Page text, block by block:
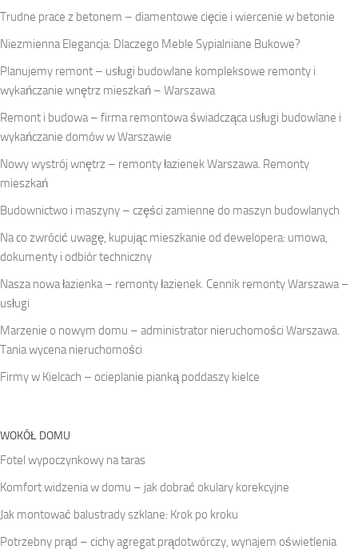
Trudne prace z betonem – diamentowe cięcie i wiercenie w betonie
Niezmienna Elegancja: Dlaczego Meble Sypialniane Bukowe?
Planujemy remont – usługi budowlane kompleksowe remonty i
wykańczanie wnętrz mieszkań – Warszawa
Remont i budowa – firma remontowa świadcząca usługi budowlane i
wykańczanie domów w Warszawie
Nowy wystrój wnętrz – remonty łazienek Warszawa. Remonty
mieszkań
Budownictwo i maszyny – części zamienne do maszyn budowlanych
Na co zwrócić uwagę, kupując mieszkanie od dewelopera: umowa,
dokumenty i odbiór techniczny
Nasza nowa łazienka – remonty łazienek. Cennik remonty Warszawa –
usługi
Marzenie o nowym domu – administrator nieruchomości Warszawa.
Tania wycena nieruchomości
Firmy w Kielcach – ocieplanie pianką poddaszy kielce
WOKÓŁ DOMU
Fotel wypoczynkowy na taras
Komfort widzenia w domu – jak dobrać okulary korekcyjne
Jak montować balustrady szklane: Krok po kroku
Potrzebny prąd – cichy agregat prądotwórczy, wynajem oświetlenia